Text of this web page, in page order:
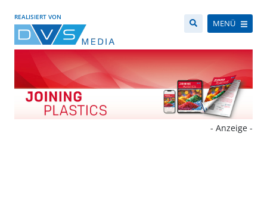
REALISIERT VON
MENÜ
- Anzeige -